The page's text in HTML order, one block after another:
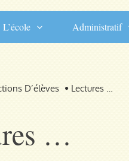
L’école Administratif
D’élèves Lectures …
…